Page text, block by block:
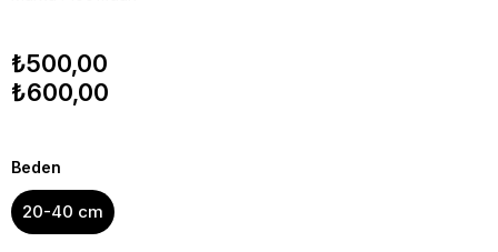
₺500,00
₺600,00
Beden
20-40 cm